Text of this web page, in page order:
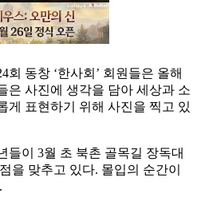
회 동창 ‘한사회’ 회원들은 올해
은 사진에 생각을 담아 세상과 소
게 표현하기 위해 사진을 찍고 있
들이 3월 초 북촌 골목길 장독대
을 맞추고 있다. 몰입의 순간이